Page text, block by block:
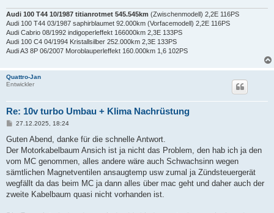
Audi 100 T44 10/1987 titianrotmet 545.545km (Zwischenmodell) 2,2E 116PS
Audi 100 T44 03/1987 saphirblaumet 92.000km (Vorfacemodell) 2,2E 116PS
Audi Cabrio 08/1992 indigoperleffekt 166000km 2,3E 133PS
Audi 100 C4 04/1994 Kristallsilber 252.000km 2,3E 133PS
Audi A3 8P 06/2007 Moroblauperleffekt 160.000km 1,6 102PS
Quattro-Jan
Entwickler
Re: 10v turbo Umbau + Klima Nachrüstung
B
i
r
a
27.12.2025, 18:24
Guten Abend, danke für die schnelle Antwort.
Der Motorkabelbaum Ansich ist ja nicht das Problem, den hab ich ja den
vom MC genommen, alles andere wäre auch Schwachsinn wegen
sämtlichen Magnetventilen ansaugtemp usw zumal ja Zündsteuergerät
wegfällt da das beim MC ja dann alles über mac geht und daher auch der
zweite Kabelbaum quasi nicht vorhanden ist.